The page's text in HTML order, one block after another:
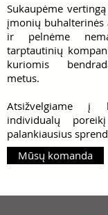
Sukaupėme
įmonių buhalterinės
ir pelnėme
tarptautinių
kuriomis
metus.
Atsižvelgiame į
individualų
palankiausius
Mūsų komanda